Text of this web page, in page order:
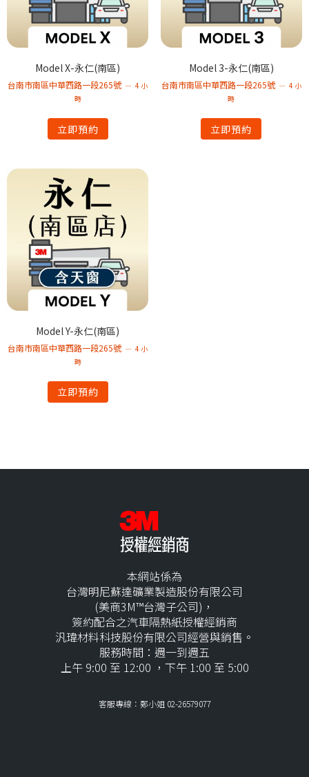
Model X-永仁(南區)
台南市南區中華西路一段265號
4 小
時
立即預約
Model 3-永仁(南區)
台南市南區中華西路一段265號
4 小
時
立即預約
Model Y-永仁(南區)
台南市南區中華西路一段265號
4 小
時
立即預約
本網站係為
台灣明尼蘇達礦業製造股份有限公司
(美商3M™台灣子公司)，
簽約配合之汽車隔熱紙授權經銷商
汎瑋材料科技股份有限公司經營與銷售。
服務時間：週一到週五
上午 9:00 至 12:00 ，下午 1:00 至 5:00
客服專線：鄭小姐 02-26579077